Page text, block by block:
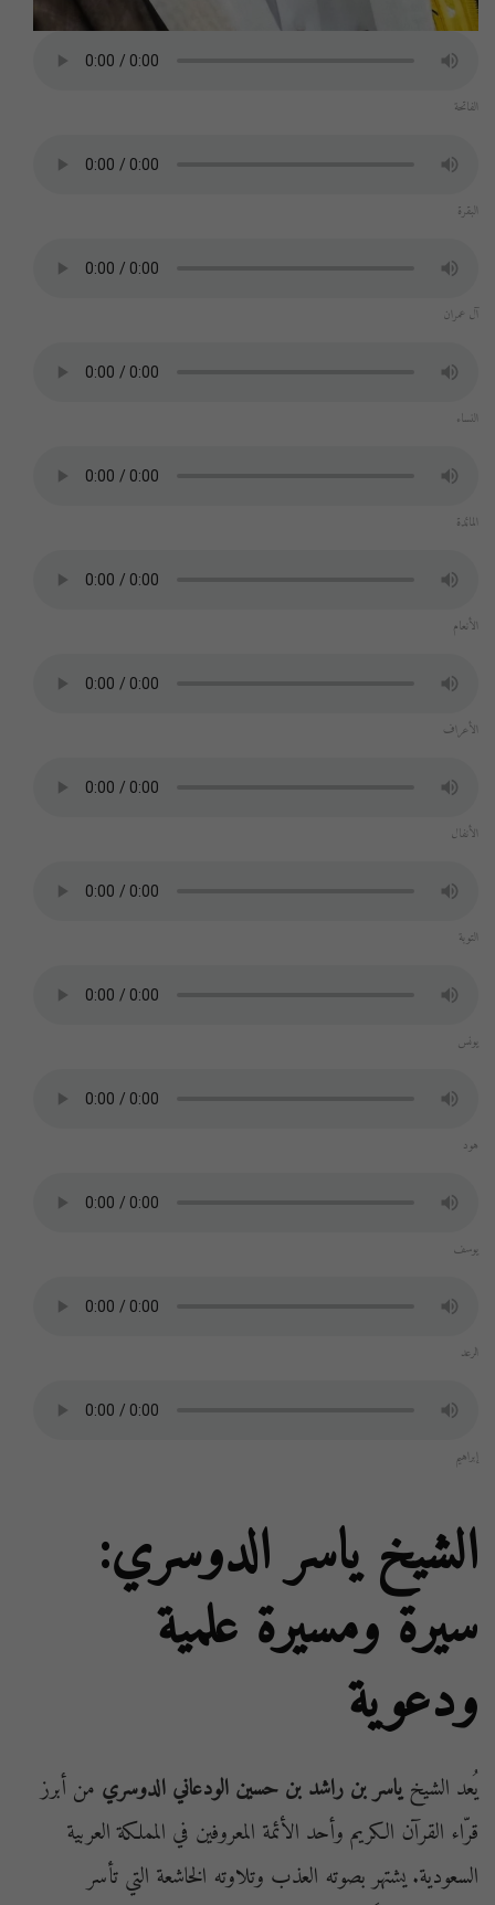
الفاتحة
البقرة
آل عمران
النساء
المائدة
الأنعام
الأعراف
الأنفال
التوبة
يونس
هود
يوسف
الرعد
إبراهيم
الشيخ ياسر الدوسري:
سيرة ومسيرة علمية
ودعوية
يُعد الشيخياسر بن راشد بن حسين الودعاني الدوسري من أبرز
قرّاء القرآن الكريم وأحد الأئمة المعروفين في المملكة العربية
السعودية. يشتهر بصوته العذب وتلاوته الخاشعة التي تأسر